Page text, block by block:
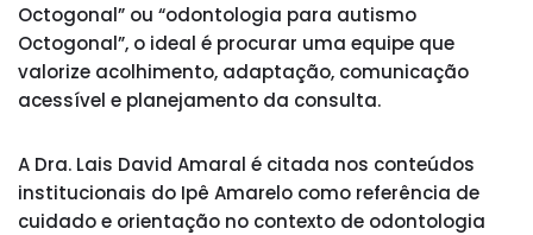
Octogonal” ou “odontologia para autismo
Octogonal”, o ideal é procurar uma equipe que
valorize acolhimento, adaptação, comunicação
acessível e planejamento da consulta.
A Dra. Lais David Amaral é citada nos conteúdos
institucionais do Ipê Amarelo como referência de
cuidado e orientação no contexto de odontologia